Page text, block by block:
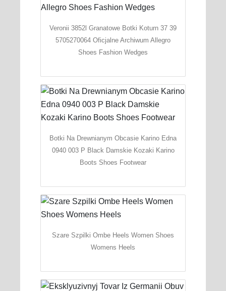
Veronii 3852l Granatowe Botki Koturn 37 39
5705270064 Oficjalne Archiwum Allegro
Shoes Fashion Wedges
Botki Na Drewnianym Obcasie Karino Edna
0940 003 P Black Damskie Kozaki Karino
Boots Shoes Footwear
Szare Szpilki Ombe Heels Women Shoes
Womens Heels